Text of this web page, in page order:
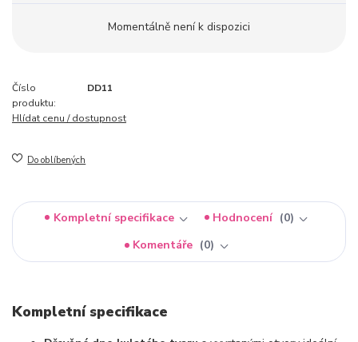
Momentálně není k dispozici
Číslo
produktu:
DD11
Hlídat cenu / dostupnost
Do oblíbených
Kompletní specifikace Hodnocení
0
Komentáře
0
Kompletní specifikace